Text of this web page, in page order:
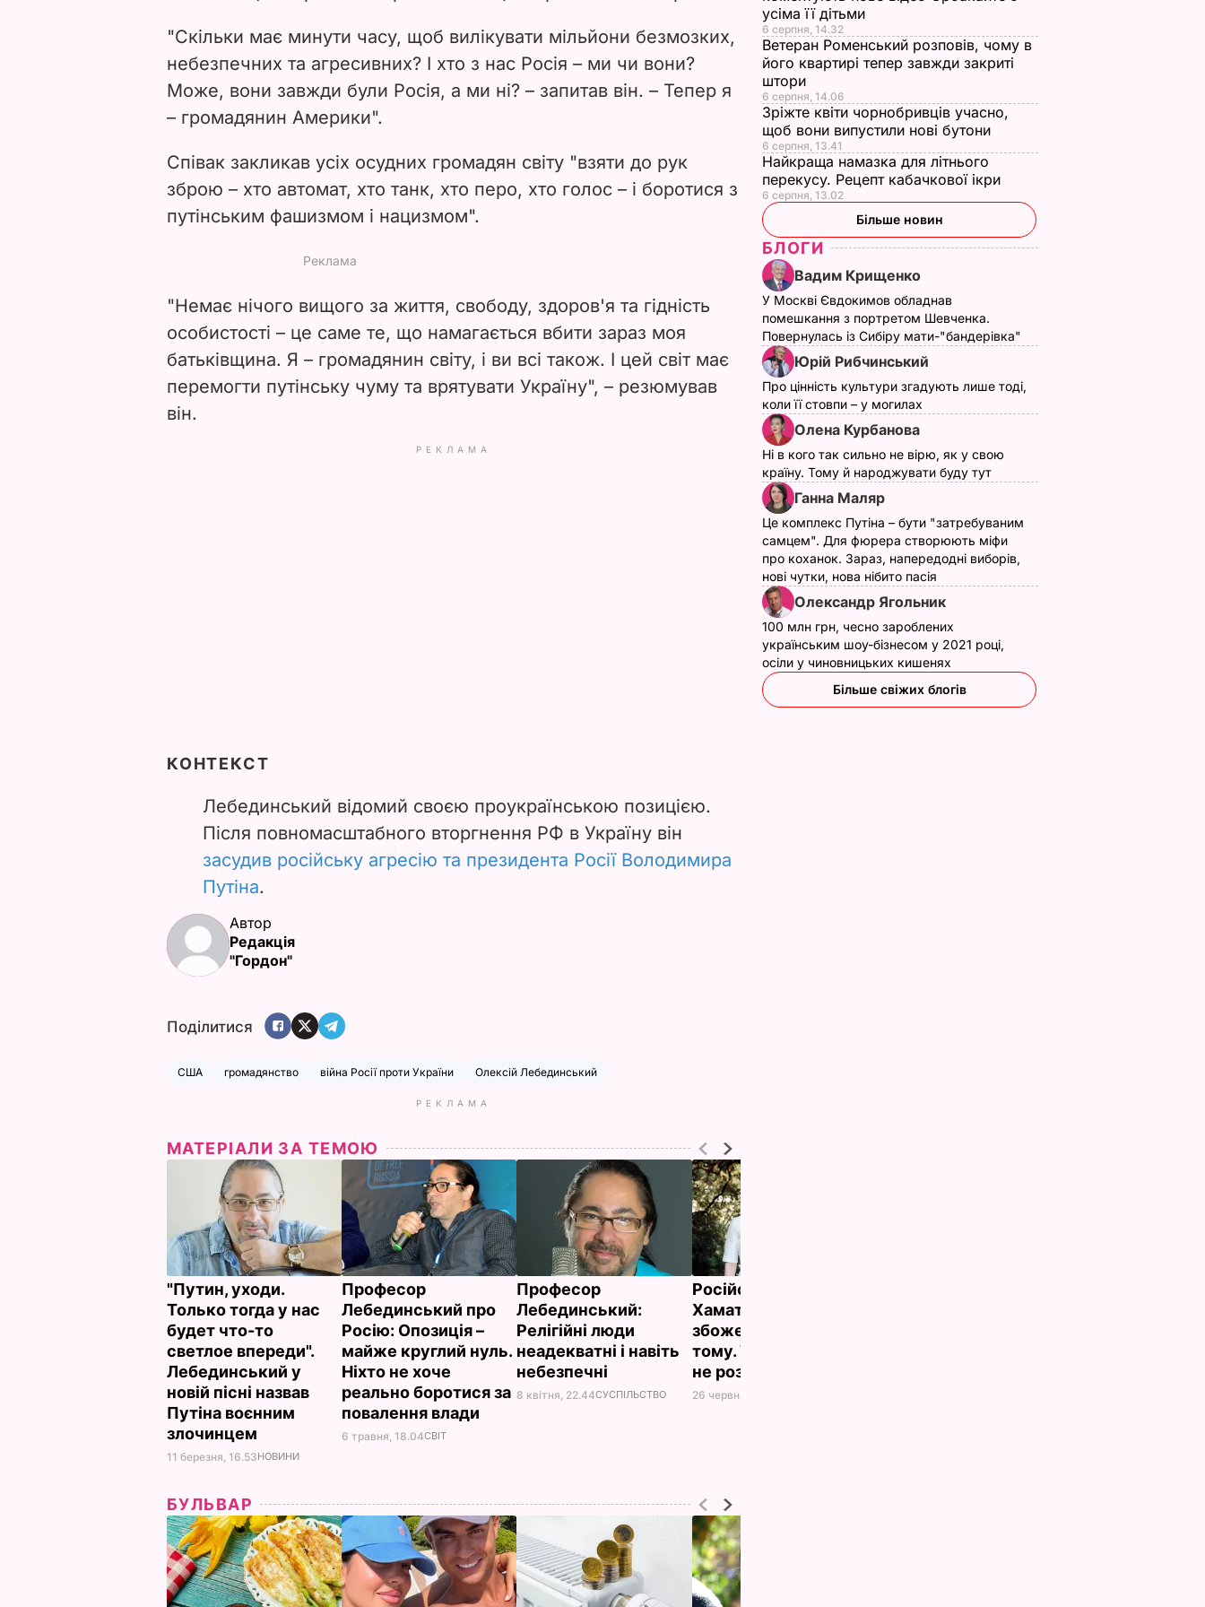
d
e
o
"Скільки має минути часу, щоб вилікувати мільйони безмозких,
небезпечних та агресивних? І хто з нас Росія – ми чи вони?
Може, вони завжди були Росія, а ми ні? – запитав він. – Тепер я
– громадянин Америки".
Співак закликав усіх осудних громадян світу "взяти до рук
зброю – хто автомат, хто танк, хто перо, хто голос – і боротися з
путінським фашизмом і нацизмом".
"Немає нічого вищого за життя, свободу, здоров'я та гідність
особистості – це саме те, що намагається вбити зараз моя
батьківщина. Я – громадянин світу, і ви всі також. І цей світ має
перемогти путінську чуму та врятувати Україну", – резюмував
він.
РЕКЛАМА
КОНТЕКСТ
Лебединський відомий своєю проукраїнською позицією.
Після повномасштабного вторгнення РФ в Україну він
засудив російську агресію та президента Росії Володимира
Путіна.
Автор
Редакція
"Гордон"
Поділитися
США громадянство війна Росії проти України Олексій Лебединський
РЕКЛАМА
МАТЕРІАЛИ ЗА ТЕМОЮ
"Путин, уходи.
Только тогда у нас
будет что-то
светлое впереди".
Лебединський у
новій пісні назвав
Путіна воєнним
злочинцем
11 березня, 16.53НОВИНИ
Професор
Лебединський про
Росію: Опозиція –
майже круглий нуль.
Ніхто не хоче
реально боротися за
повалення влади
6 травня, 18.04СВІТ
Професор
Лебединський:
Релігійні люди
неадекватні і навіть
небезпечні
8 квітня, 22.44СУСПІЛЬСТВО
Російська актриса
Хаматова: Росія
збожеволіла 20 років
тому. Тільки я цього
не розуміла
26 червня, 15.04
БУЛЬВАР
усіма її дітьми
6 серпня, 14.32
Ветеран Роменський розповів, чому в
його квартирі тепер завжди закриті
штори
6 серпня, 14.06
Зріжте квіти чорнобривців учасно,
щоб вони випустили нові бутони
6 серпня, 13.41
Найкраща намазка для літнього
перекусу. Рецепт кабачкової ікри
6 серпня, 13.02
Більше новин
БЛОГИ
Вадим Крищенко
У Москві Євдокимов обладнав
помешкання з портретом Шевченка.
Повернулась із Сибіру мати-"бандерівка"
Юрій Рибчинський
Про цінність культури згадують лише тоді,
коли її стовпи – у могилах
Олена Курбанова
Ні в кого так сильно не вірю, як у свою
країну. Тому й народжувати буду тут
Ганна Маляр
Це комплекс Путіна – бути "затребуваним
самцем". Для фюрера створюють міфи
про коханок. Зараз, напередодні виборів,
нові чутки, нова нібито пасія
Олександр Ягольник
100 млн грн, чесно зароблених
українським шоу-бізнесом у 2021 році,
осіли у чиновницьких кишенях
Більше свіжих блогів